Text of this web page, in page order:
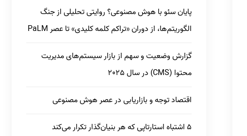
پایان سئو با هوش مصنوعی؟ روایتی تحلیلی از جنگ
الگوریتم‌ها، از دوران «تراکم کلمه کلیدی» تا عصر PaLM
گزارش وضعیت و سهم از بازار سیستم‌های مدیریت
محتوا (CMS) در سال 2025
اقتصاد توجه و بازاریابی در عصر هوش مصنوعی
5 اشتباه استارتاپی که هر بنیان‌گذار تکرار می‌کند